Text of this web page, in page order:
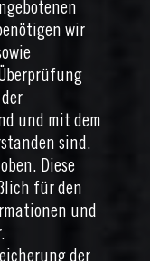
wir
und mit dem
sind.
Diese
für den
und